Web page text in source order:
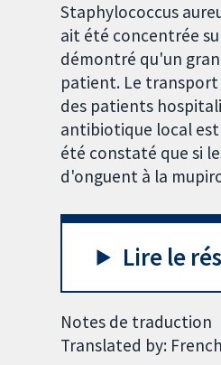
Staphylococcus
ait été concentrée
démontré qu'un
patient. Le transport
des patients
antibiotique local est
été constaté que si
d'onguent à la
Lire le
Notes de traduction
Translated by: